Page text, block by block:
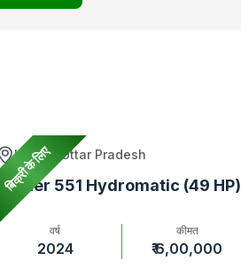
बिक्री के लिए
Kunda, Uttar Pradesh
Eicher 551 Hydromatic (49 HP)
वर्ष
2024
कीमत
₹ 6,00,000